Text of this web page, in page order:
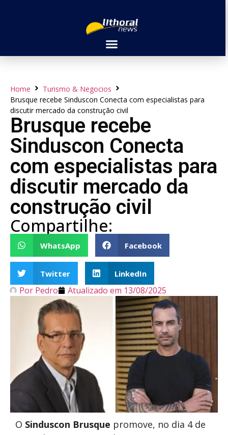
Home
Turismo & Negocios
Brusque recebe Sinduscon Conecta com especialistas para
discutir mercado da construção civil
Brusque recebe
Sinduscon Conecta
com especialistas para
discutir mercado da
construção civil
Compartilhe:
WhatsApp Facebook
Twitter LinkedIn
Por Pedro Atualizado em 13/08/2025
O Sinduscon Brusque promove, no dia 4 de